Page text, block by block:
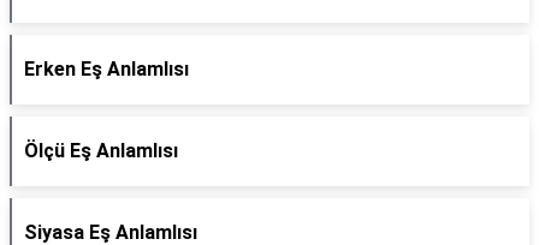
Erken Eş Anlamlısı
Ölçü Eş Anlamlısı
Siyasa Eş Anlamlısı